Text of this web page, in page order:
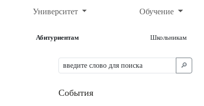
Университет Обучение
Абитуриентам Школьникам
🔎︎
События